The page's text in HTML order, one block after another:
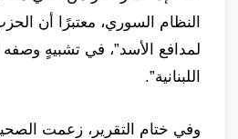
النظام السوري، معتبرًا أن
لمدافع الأسد”، في تشبيهٍ وصفه
اللبنانية”.
وفي ختام التقرير، زعمت